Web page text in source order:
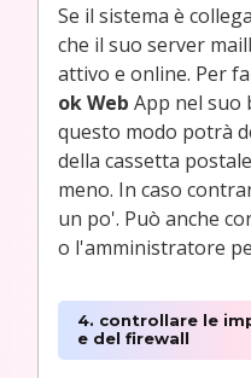
Se il sistema è
che il suo server
attivo e online. Per
ok Web App nel suo
questo modo potrà
della cassetta
meno. In caso
un po'. Può anche
o l'amministratore
4. controllare le
e del firewall